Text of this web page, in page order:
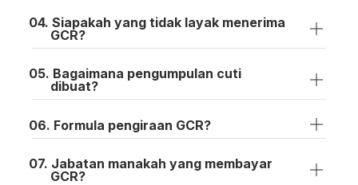
Siapakah yang tidak layak menerima
GCR?
Bagaimana pengumpulan cuti
dibuat?
Formula pengiraan GCR?
Jabatan manakah yang membayar
GCR?